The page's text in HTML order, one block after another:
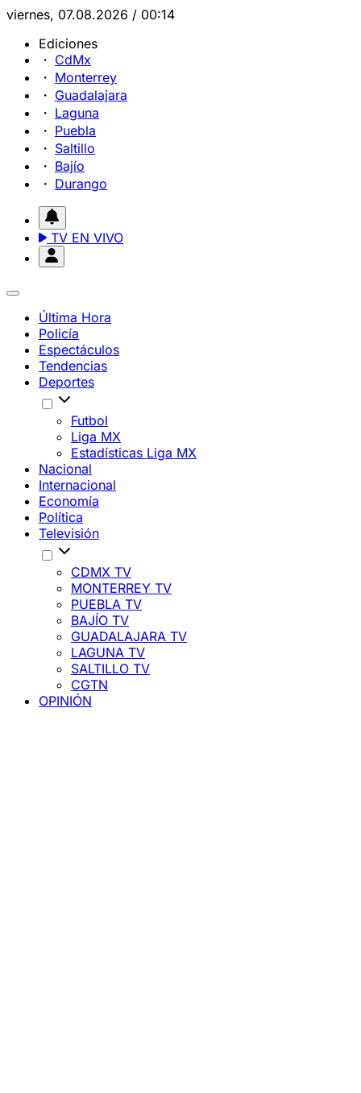
viernes, 07.08.2026 / 00:14
Ediciones
CdMx
Monterrey
Guadalajara
Laguna
Puebla
Saltillo
Bajío
Durango
TV EN VIVO
Última Hora
Policía
Espectáculos
Tendencias
Deportes
Futbol
Liga MX
Estadísticas Liga MX
Nacional
Internacional
Economía
Política
Televisión
CDMX TV
MONTERREY TV
PUEBLA TV
BAJÍO TV
GUADALAJARA TV
LAGUNA TV
SALTILLO TV
CGTN
OPINIÓN